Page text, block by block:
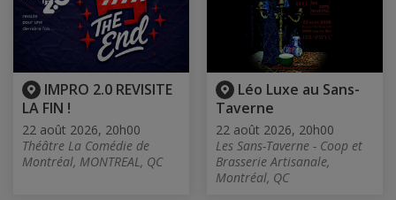
IMPRO 2.0 REVISITE
LA FIN !
22 août 2026, 20h00
Théâtre La Comédie de
Montréal, MONTREAL, QC
Léo Luxe au Sans-
Taverne
22 août 2026, 20h00
Les Sans-Taverne - Coop et
Brasserie Artisanale,
Montréal, QC